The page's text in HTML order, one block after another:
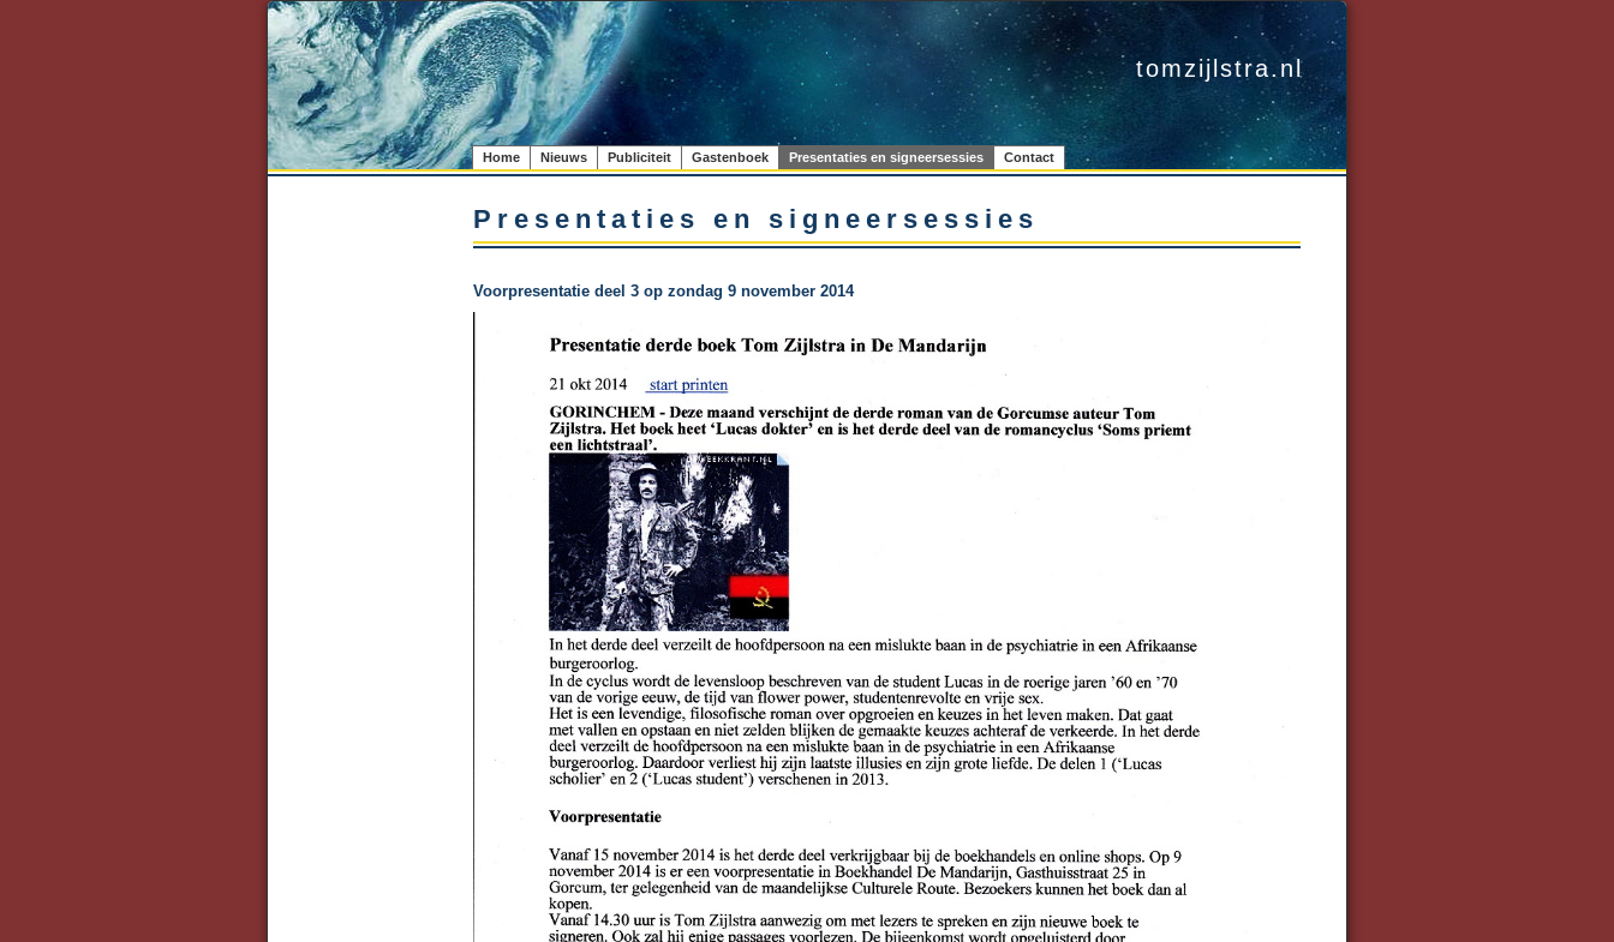
tomzijlstra.nl
Home Nieuws Publiciteit Gastenboek Presentaties en signeersessies Contact
Presentaties en signeersessies
Voorpresentatie deel 3 op zondag 9 november 2014